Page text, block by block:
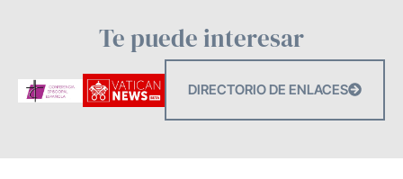
Te puede interesar
DIRECTORIO DE ENLACES